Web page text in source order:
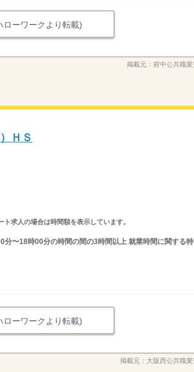
ローワークより転載)
掲載元： 府中公共職
ＨＳ
求人の場合は時間額を表示しています。
〜18時00分の時間の間の3時間以上 就業時間に関する特
ローワークより転載)
掲載元： 大阪西公共職